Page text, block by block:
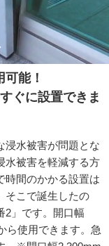
能！
ぐに設置できま
浸水被害が問題とな
水被害を軽減する方
時間のかかる設置は
そこで誕生したの
2」です。開口幅
ら使用できます。急